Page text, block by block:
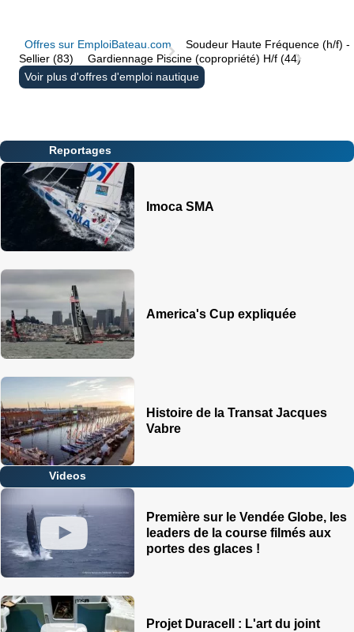
Offres sur EmploiBateau.com
Soudeur Haute Fréquence (h/f) -
Sellier (83)
Gardiennage Piscine (copropriété) H/f (44)
Voir plus d'offres d'emploi nautique
Reportages
Imoca SMA
America's Cup expliquée
Histoire de la Transat Jacques
Vabre
Videos
Première sur le Vendée Globe, les
leaders de la course filmés aux
portes des glaces !
Projet Duracell : L'art du joint